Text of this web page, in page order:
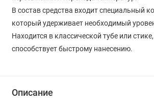
В состав средства входит специальный
который удерживает необходимый
Находится в классической тубе или
способствует быстрому нанесению.
Описание